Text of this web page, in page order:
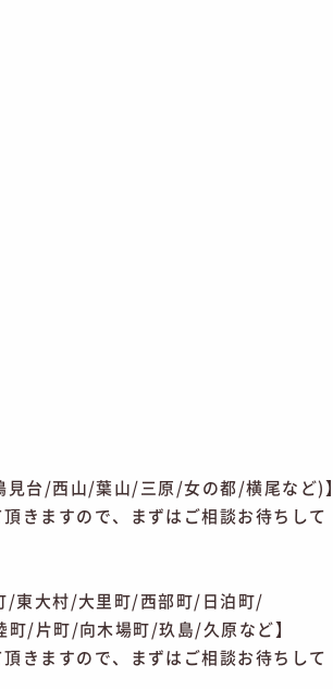
台/西山/葉山/三原/女の都/横尾など)】
きますので、まずはご相談お待ちして
/東大村/大里町/西部町/日泊町/
/片町/向木場町/玖島/久原など】
きますので、まずはご相談お待ちして